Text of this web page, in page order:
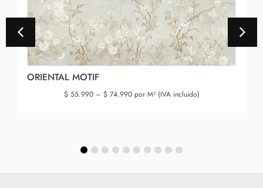
ORIENTAL MOTIF
$55.990 – $74.990por M² (IVA incluido)